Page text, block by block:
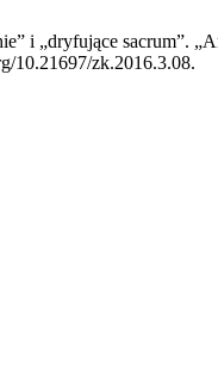
i „dryfujące sacrum”.
10.21697/zk.2016.3.08.